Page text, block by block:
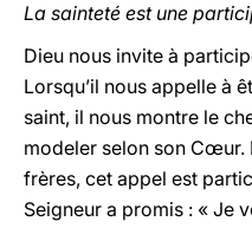
La sainteté est une
Dieu nous invite à
Lorsqu’il nous appelle à
saint, il nous montre le
modeler selon son Cœur.
frères, cet appel est
Seigneur a promis : « Je